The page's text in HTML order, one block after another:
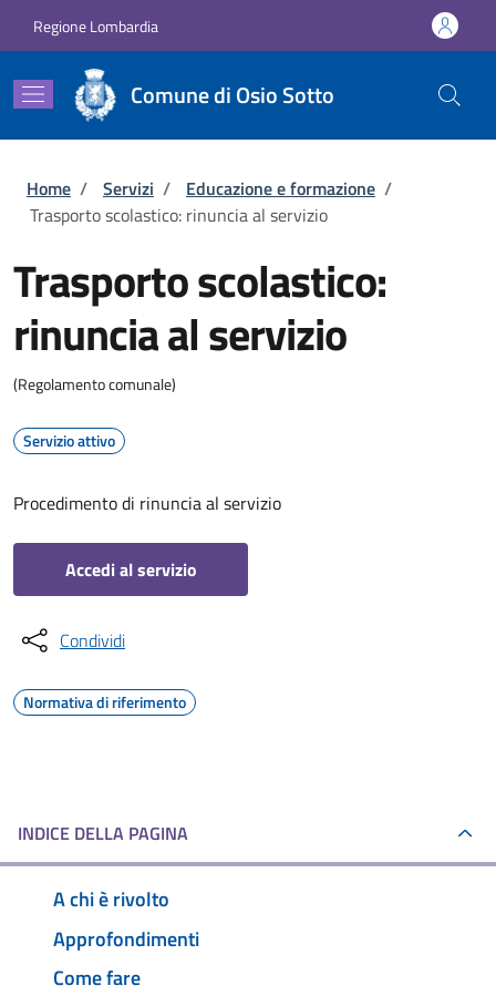
Regione Lombardia
Comune di Osio Sotto
Briciole di pane
Home / Servizi / Educazione e formazione /
Trasporto scolastico: rinuncia al servizio
Trasporto scolastico:
rinuncia al servizio
(Regolamento comunale)
Servizio attivo
Procedimento di rinuncia al servizio
Accedi al servizio
Condividi
Normativa di riferimento
INDICE DELLA PAGINA
A chi è rivolto
Approfondimenti
Come fare